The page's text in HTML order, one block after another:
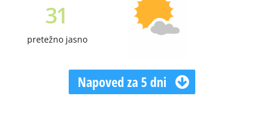
31
pretežno jasno
Napoved za 5 dni